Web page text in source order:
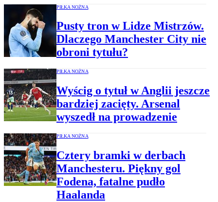
PIŁKA NOŻNA
Pusty tron w Lidze Mistrzów.
Dlaczego Manchester City nie
obroni tytułu?
PIŁKA NOŻNA
Wyścig o tytuł w Anglii jeszcze
bardziej zacięty. Arsenal
wyszedł na prowadzenie
PIŁKA NOŻNA
Cztery bramki w derbach
Manchesteru. Piękny gol
Fodena, fatalne pudło
Haalanda